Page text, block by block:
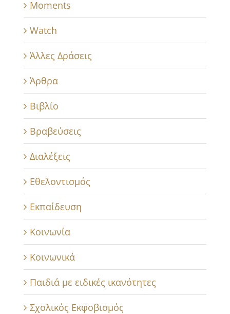
Moments
Watch
Άλλες Δράσεις
Άρθρα
Βιβλίο
Βραβεύσεις
Διαλέξεις
Εθελοντισμός
Εκπαίδευση
Κοινωνία
Κοινωνικά
Παιδιά με ειδικές ικανότητες
Σχολικός Εκφοβισμός